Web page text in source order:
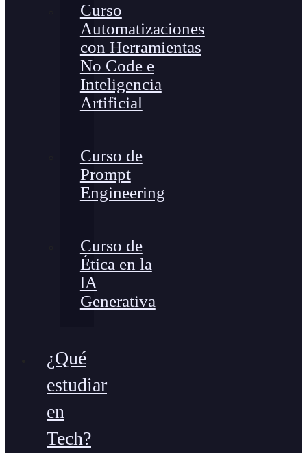
Curso
Automatizaciones
con Herramientas
No Code e
Inteligencia
Artificial
Curso de
Prompt
Engineering
Curso de
Ética en la
lA
Generativa
¿Qué
estudiar
en
Tech?